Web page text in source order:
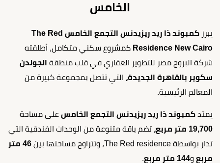
الخامس
يبرز
كمبوند ذا ريد ريزيدنس التجمع الخامس The Red
Residence New Cairo كمشروع سكني متكامل، أطلقته
شركة البروج مصر للتطوير العقاري في قلب منطقة الجولدن
سكوير بالقاهرة الجديدة، التي تتصل بمجموعة كبيرة من
المعالم الرئيسية.
يمتد كمبوند ذا ريد ريزيدنس التجمع الخامس على مساحة
19,700 متر مربع،
تضم باقة متنوعة من الوحدات الفندقية التي
تدار بواسطة The Red residence، وتتراوح مساحتها بين
46 متر
مربع و144 متر مربع .